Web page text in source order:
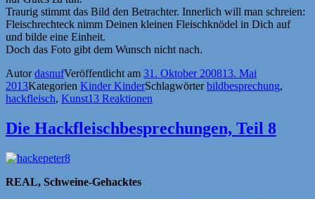
Traurig stimmt das Bild den Betrachter. Innerlich will man schreien:
Fleischrechteck nimm Deinen kleinen Fleischknödel in Dich auf
und bilde eine Einheit.
Doch das Foto gibt dem Wunsch nicht nach.
AutordasnufVeröffentlicht am 31. Oktober 200813. Mai
2013Kategorien Kinder KinderSchlagwörterbildbesprechung,
hackfleisch, Kunst13 Reaktionen
Die Hackfleischbesprechungen, Teil 8
REAL, Schweine-Gehacktes